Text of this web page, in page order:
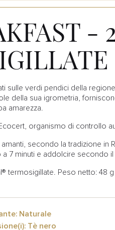
-
verdi pendici della
della sua igrometria,
amarezza.
organismo di controllo
secondo la tradizione in
7 minuti e addolcire secondo
termosigillate. Peso netto: 48 g
Naturale
Tè nero